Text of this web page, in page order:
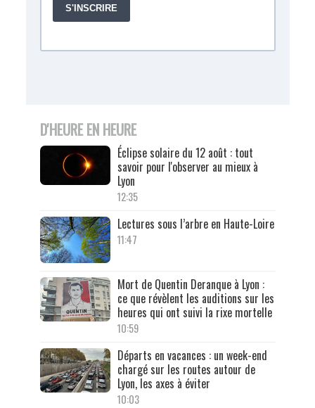
D'HEURE EN HEURE
Éclipse solaire du 12 août : tout
savoir pour l'observer au mieux à
Lyon
12:35
Lectures sous l’arbre en Haute-Loire
11:47
Mort de Quentin Deranque à Lyon :
ce que révèlent les auditions sur les
heures qui ont suivi la rixe mortelle
10:59
Départs en vacances : un week-end
chargé sur les routes autour de
Lyon, les axes à éviter
10:03